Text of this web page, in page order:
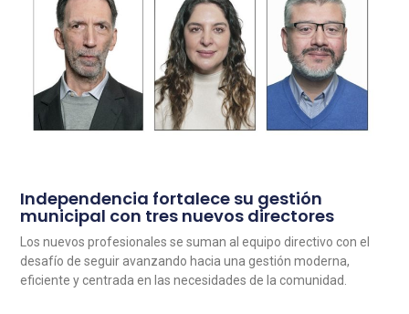
Independencia fortalece su gestión
municipal con tres nuevos directores
Los nuevos profesionales se suman al equipo directivo con el
desafío de seguir avanzando hacia una gestión moderna,
eficiente y centrada en las necesidades de la comunidad.